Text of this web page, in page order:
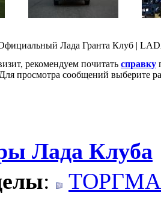
Лада Гранта Клуб |
рекомендуем почитать справку
просмотра сообщений выберите
Лада Клуба
: